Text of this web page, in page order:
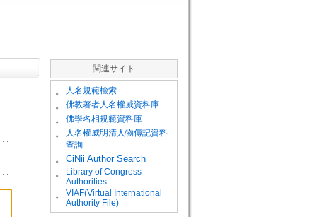
関連サイト
。 人名規範檢索
。 佛教著者人名權威資料庫
。 佛學名相規範資料庫
。
人名權威明清人物傳記資料
查詢
。
CiNii Author Search
。
Library of Congress
Authorities
。
VIAF(Virtual International
Authority File)